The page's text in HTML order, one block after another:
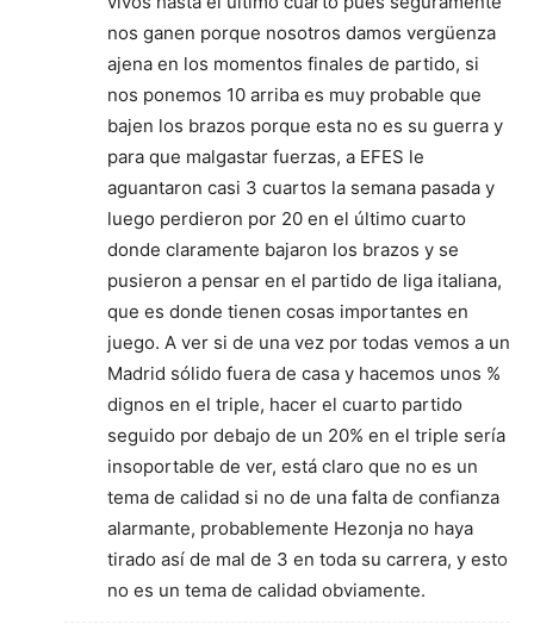
nos ganen porque nosotros damos vergüenza
ajena en los momentos finales de partido, si
nos ponemos 10 arriba es muy probable que
bajen los brazos porque esta no es su guerra y
para que malgastar fuerzas, a EFES le
aguantaron casi 3 cuartos la semana pasada y
luego perdieron por 20 en el último cuarto
donde claramente bajaron los brazos y se
pusieron a pensar en el partido de liga italiana,
que es donde tienen cosas importantes en
juego. A ver si de una vez por todas vemos a un
Madrid sólido fuera de casa y hacemos unos %
dignos en el triple, hacer el cuarto partido
seguido por debajo de un 20% en el triple sería
insoportable de ver, está claro que no es un
tema de calidad si no de una falta de confianza
alarmante, probablemente Hezonja no haya
tirado así de mal de 3 en toda su carrera, y esto
no es un tema de calidad obviamente.